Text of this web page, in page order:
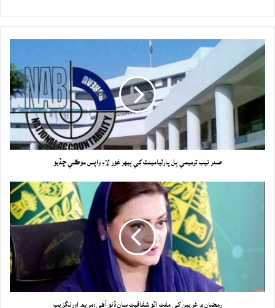
صدر نيب ترميمي بِل پارليامينٽ کي ٻيهر غور لاءِ واپس موڪلي ڇڏيو
رمضان ۾ غريبن کي مفت اٽو شفافيت سان ڏنو آهي:مريم اورنگزيب